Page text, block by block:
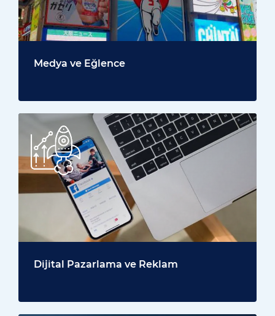
Medya ve Eğlence
Dijital Pazarlama ve Reklam